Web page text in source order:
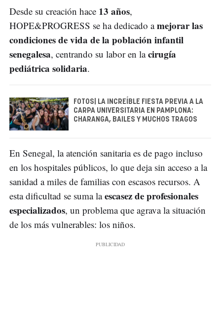
Desde su creación hace 13 años,
HOPE&PROGRESS se ha dedicado amejorar las
condiciones de vida de la población infantil
senegalesa, centrando su labor en lacirugía
pediátrica solidaria.
FOTOS| LA INCREÍBLE FIESTA PREVIA A LA
CARPA UNIVERSITARIA EN PAMPLONA:
CHARANGA, BAILES Y MUCHOS TRAGOS
En Senegal, la atención sanitaria es de pago incluso
en los hospitales públicos, lo que deja sin acceso a la
sanidad a miles de familias con escasos recursos. A
esta dificultad se suma laescasez de profesionales
especializados, un problema que agrava la situación
de los más vulnerables: los niños.